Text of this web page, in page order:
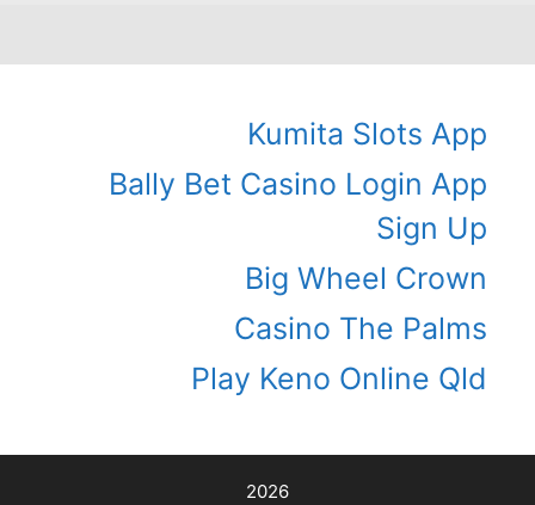
Kumita Slots App
Bally Bet Casino Login App
Sign Up
Big Wheel Crown
Casino The Palms
Play Keno Online Qld
2026